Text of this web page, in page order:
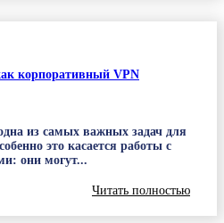
корпоративный VPN
из самых важных задач для
это касается работы с
они могут...
Читать полностью